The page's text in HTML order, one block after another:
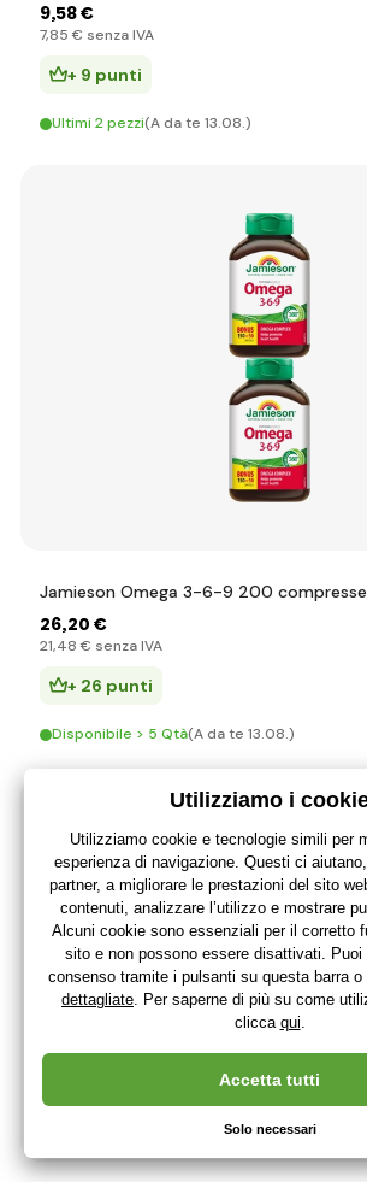
9,58 €
7,85 € senza IVA
+ 9 punti
Ultimi 2 pezzi(A da te 13.08.)
Jamieson Omega 3-6-9 200 compresse
26,20 €
21,48 € senza IVA
+ 26 punti
Disponibile > 5 Qtà(A da te 13.08.)